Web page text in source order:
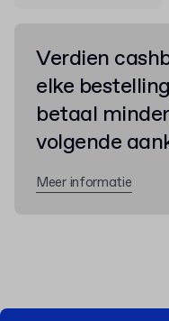
Verdien
elke
betaal
volgende
Meer informatie